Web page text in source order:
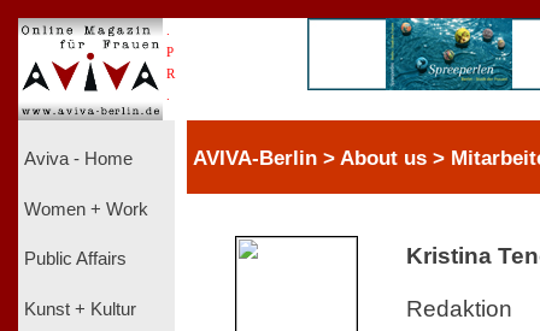
P
R
Aviva - Home
Women + Work
Public Affairs
Kunst + Kultur
AVIVA-Berlin > About us >
Kristina
Redaktion